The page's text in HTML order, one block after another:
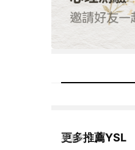
更多推薦YSL
看更多